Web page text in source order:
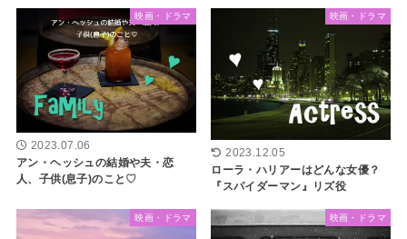
映画・ドラマ
2023.07.06
アン・ヘッシュの結婚や夫・恋
人、子供(息子)のこと♡
映画・ドラマ
2023.12.05
ローラ・ハリアーはどんな女優？
『スパイダーマン』リズ役
映画・ドラマ 映画・ドラマ